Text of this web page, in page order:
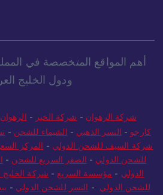
أهم المواقع المتخصصة في
ودول الخليج
شركة الرهوان - شركة الخير -
كارجو - النسر الذهبي - الشيماء للشحن -
شركة السيف للشحن الدولي - المركز
للشحن الدولي - الصقر السريع للشحن -
الدولي - مؤسسة السريع - شركة الخليج
للشحن الدولي - النسر للشحن الدولي -